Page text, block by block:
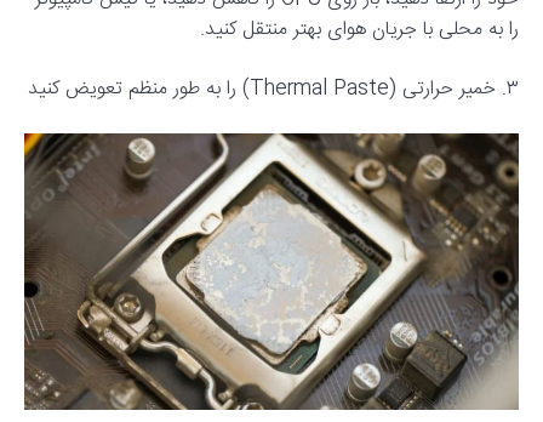
را به محلی با جریان هوای بهتر منتقل کنید.
۳. خمیر حرارتی (Thermal Paste) را به طور منظم تعویض کنید